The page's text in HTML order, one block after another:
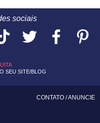
sociais
SEU SITE/BLOG
CONTATO /ANUNCIE